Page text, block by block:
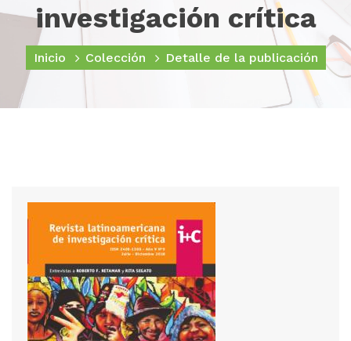
investigación crítica
Inicio Colección Detalle de la publicación